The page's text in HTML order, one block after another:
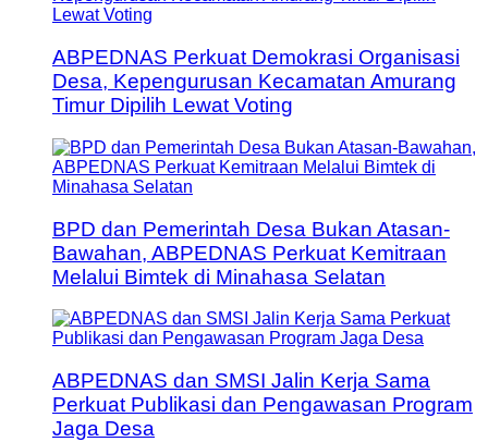
ABPEDNAS Perkuat Demokrasi Organisasi
Desa, Kepengurusan Kecamatan Amurang
Timur Dipilih Lewat Voting
BPD dan Pemerintah Desa Bukan Atasan-
Bawahan, ABPEDNAS Perkuat Kemitraan
Melalui Bimtek di Minahasa Selatan
ABPEDNAS dan SMSI Jalin Kerja Sama
Perkuat Publikasi dan Pengawasan Program
Jaga Desa